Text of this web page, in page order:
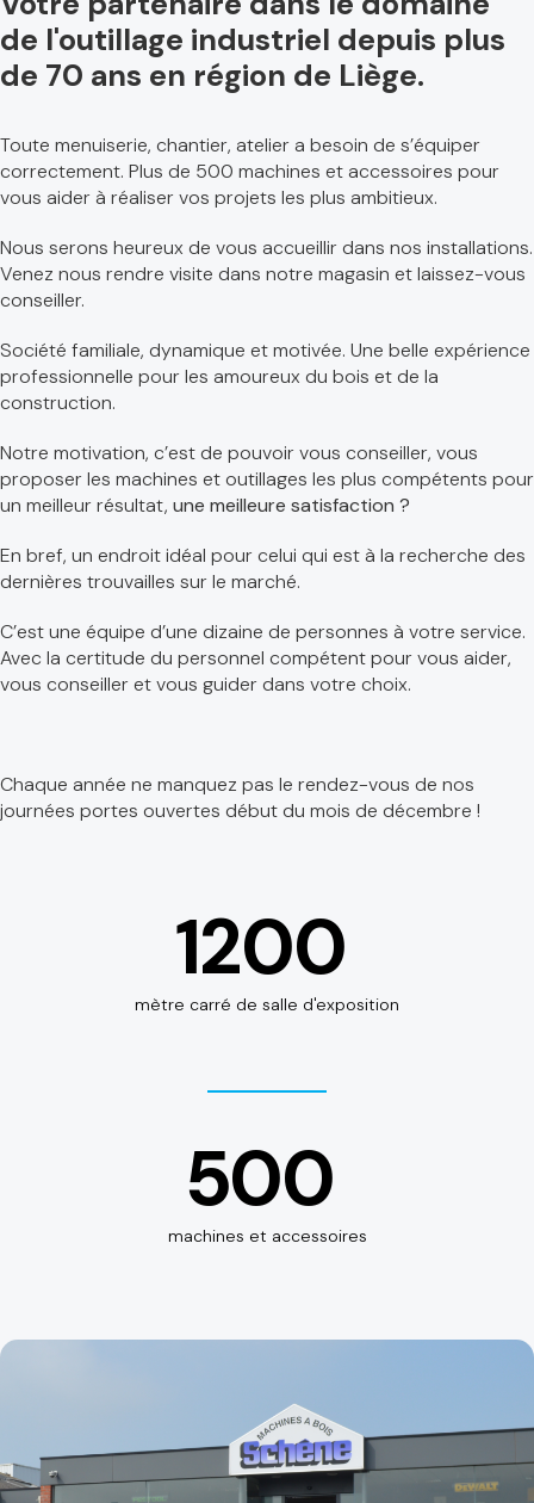
de l'outillage industriel depuis plus
de 70 ans en région de Liège.
Toute menuiserie, chantier, atelier a besoin de s’équiper
correctement. Plus de 500 machines et accessoires pour
vous aider à réaliser vos projets les plus ambitieux.
Nous serons heureux de vous accueillir dans nos installations.
Venez nous rendre visite dans notre magasin et laissez-vous
conseiller.
Société familiale, dynamique et motivée. Une belle expérience
professionnelle pour les amoureux du bois et de la
construction.
Notre motivation, c’est de pouvoir vous conseiller, vous
proposer les machines et outillages les plus compétents pour
un meilleur résultat, une meilleure satisfaction ?
En bref, un endroit idéal pour celui qui est à la recherche des
dernières trouvailles sur le marché.
C’est une équipe d’une dizaine de personnes à votre service.
Avec la certitude du personnel compétent pour vous aider,
vous conseiller et vous guider dans votre choix.
Chaque année ne manquez pas le rendez-vous de nos
journées portes ouvertes début du mois de décembre !
1200
mètre carré de salle d'exposition
500
machines et accessoires